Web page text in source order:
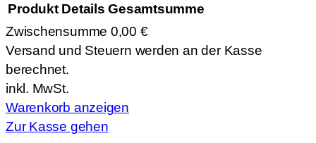
Produkte
im
Warenkorb
Produkt Details Gesamtsumme
Zwischensumme 0,00 €
Versand und Steuern werden an der Kasse
berechnet.
inkl. MwSt.
Warenkorb anzeigen
Zur Kasse gehen